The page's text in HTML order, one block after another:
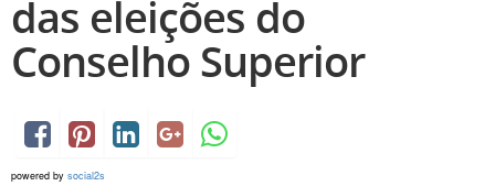
das eleições do
Conselho Superior
powered by social2s